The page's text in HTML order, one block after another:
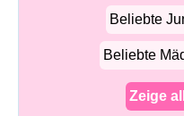
Beliebte
Beliebte
Zeige